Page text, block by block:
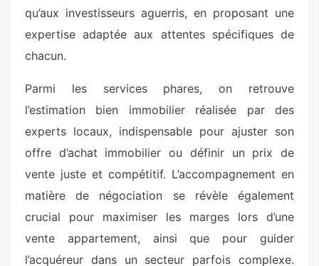
qu’aux investisseurs aguerris, en proposant une
expertise adaptée aux attentes spécifiques de
chacun.
Parmi les services phares, on retrouve
l’estimation bien immobilier réalisée par des
experts locaux, indispensable pour ajuster son
offre d’achat immobilier ou définir un prix de
vente juste et compétitif. L’accompagnement en
matière de négociation se révèle également
crucial pour maximiser les marges lors d’une
vente appartement, ainsi que pour guider
l’acquéreur dans un secteur parfois complexe.